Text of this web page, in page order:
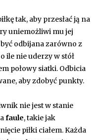
tak, aby przesłać ją na
uniemożliwi mu jej
odbijana zarówno z
ile nie uderzy w stół
połowy siatki. Odbicia
aby zdobyć punkty.
nie jest w stanie
faule, takie jak
piłki ciałem. Każda